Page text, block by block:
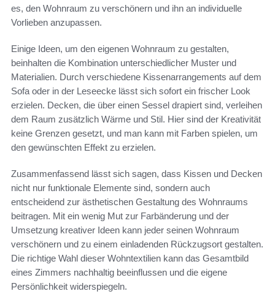
es, den Wohnraum zu verschönern und ihn an individuelle
Vorlieben anzupassen.
Einige Ideen, um den eigenen Wohnraum zu gestalten,
beinhalten die Kombination unterschiedlicher Muster und
Materialien. Durch verschiedene Kissenarrangements auf dem
Sofa oder in der Leseecke lässt sich sofort ein frischer Look
erzielen. Decken, die über einen Sessel drapiert sind, verleihen
dem Raum zusätzlich Wärme und Stil. Hier sind der Kreativität
keine Grenzen gesetzt, und man kann mit Farben spielen, um
den gewünschten Effekt zu erzielen.
Zusammenfassend lässt sich sagen, dass Kissen und Decken
nicht nur funktionale Elemente sind, sondern auch
entscheidend zur ästhetischen Gestaltung des Wohnraums
beitragen. Mit ein wenig Mut zur Farbänderung und der
Umsetzung kreativer Ideen kann jeder seinen Wohnraum
verschönern und zu einem einladenden Rückzugsort gestalten.
Die richtige Wahl dieser Wohntextilien kann das Gesamtbild
eines Zimmers nachhaltig beeinflussen und die eigene
Persönlichkeit widerspiegeln.